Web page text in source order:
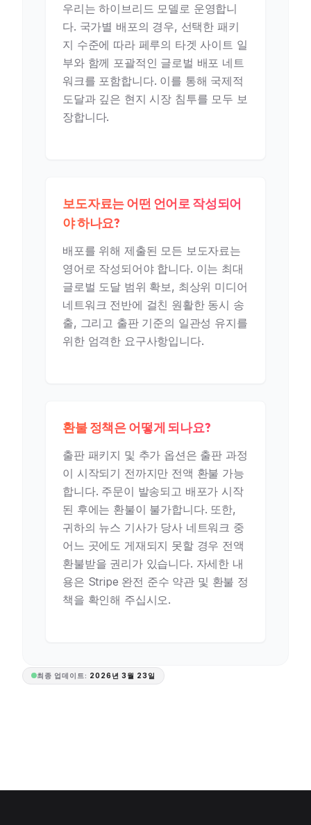
우리는 하이브리드 모델로 운영합니
다. 국가별 배포의 경우, 선택한 패키
지 수준에 따라 페루의 타겟 사이트 일
부와 함께 포괄적인 글로벌 배포 네트
워크를 포함합니다. 이를 통해 국제적
도달과 깊은 현지 시장 침투를 모두 보
장합니다.
보도자료는 어떤 언어로 작성되어
야 하나요?
배포를 위해 제출된 모든 보도자료는
영어로 작성되어야 합니다. 이는 최대
글로벌 도달 범위 확보, 최상위 미디어
네트워크 전반에 걸친 원활한 동시 송
출, 그리고 출판 기준의 일관성 유지를
위한 엄격한 요구사항입니다.
환불 정책은 어떻게 되나요?
출판 패키지 및 추가 옵션은 출판 과정
이 시작되기 전까지만 전액 환불 가능
합니다. 주문이 발송되고 배포가 시작
된 후에는 환불이 불가합니다. 또한,
귀하의 뉴스 기사가 당사 네트워크 중
어느 곳에도 게재되지 못할 경우 전액
환불받을 권리가 있습니다. 자세한 내
용은 Stripe 완전 준수 약관 및 환불 정
책을 확인해 주십시오.
최종 업데이트: 2026년 3월 23일